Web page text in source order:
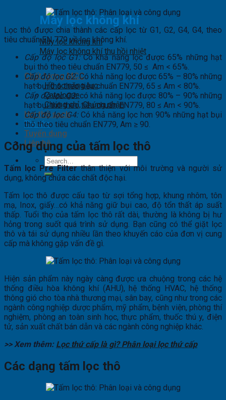
Máy lọc không khí
Máy lọc không khí
Máy lọc không khí thu hồi nhiệt
Chất lượng MCC
Hồ sơ năng lực
Catalogue
Chứng chỉ, Chứng nhận
Hơi thở sạch
Tin tức
Tuyển dụng
Liên hệ
Search
for:
Lọc thô được chia thành các cấp lọc từ G1, G2, G4, G4, theo
tiêu chuẩn EN 779 về lọc không khí.
Cấp độ lọc G1:Có khả năng lọc được 65% những hạt
bụi thô theo tiêu chuẩn EN779, 50 ≤ Am < 65%.
Cấp độ lọc G2:Có khả năng lọc được 65% – 80% những
hạt bụi thô theo tiêu chuẩn EN779, 65 ≤ Am < 80%.
Cấp độ lọc G3:có khả năng lọc được 80% – 90% những
hạt bụi thô theo tiêu chuẩn EN779, 80 ≤ Am < 90%.
Cấp độ lọc G4:Có khả năng lọc hơn 90% những hạt bụi
thô theo tiêu chuẩn EN779, Am ≥ 90.
Công dụng của tấm lọc thô
Tấm lọc Pre Filterthân thiện với môi trường và người sử
dụng, không chứa các chất độc hại.
Tấm lọc thô được cấu tạo từ sợi tổng hợp, khung nhôm, tôn
mạ, Inox, giấy…có khả năng giữ bụi cao, độ tổn thất áp suất
thấp. Tuổi thọ của tấm lọc thô rất dài, thường là không bị hư
hỏng trong suốt quá trình sử dụng. Bạn cũng có thể giặt lọc
thô và tái sử dụng nhiều lần theo khuyến cáo của đơn vị cung
cấp mà không gặp vấn đề gì.
Hiện sản phẩm này ngày càng được ưa chuộng trong các hệ
thống điều hòa không khí (AHU), hệ thống HVAC, hệ thống
thông gió cho tòa nhà thương mại, sân bay, cũng như trong các
ngành công nghiệp dược phẩm, mỹ phẩm, bệnh viện, phòng thí
nghiệm, phòng an toàn sinh học, thực phẩm, thuốc thú y, điện
tử, sản xuất chất bán dẫn và các ngành công nghiệp khác.
>> Xem thêm: Lọc thứ cấp là gì? Phân loại lọc thứ cấp
Các dạng tấm lọc thô